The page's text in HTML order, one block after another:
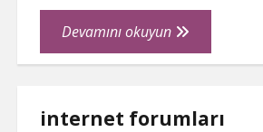
Devamını okuyunWeb
Forum
internet forumları